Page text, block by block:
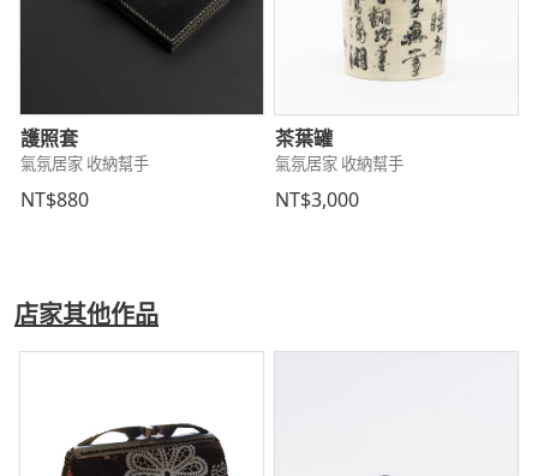
護照套
氣氛居家 收納幫手
NT$880
茶葉罐
氣氛居家 收納幫手
NT$3,000
店家其他作品